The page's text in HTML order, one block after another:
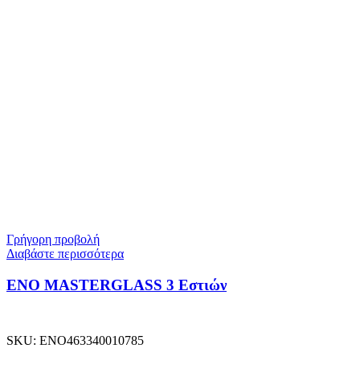
Γρήγορη προβολή
Διαβάστε περισσότερα
ENO MASTERGLASS 3 Εστιών
SKU: ENO463340010785